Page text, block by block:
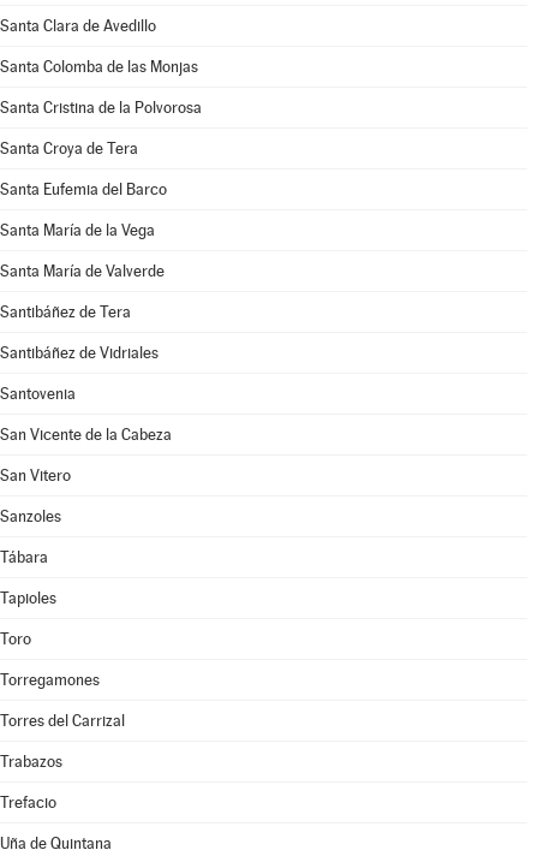
Santa Clara de Avedillo
Santa Colomba de las Monjas
Santa Cristina de la Polvorosa
Santa Croya de Tera
Santa Eufemia del Barco
Santa María de la Vega
Santa María de Valverde
Santibáñez de Tera
Santibáñez de Vidriales
Santovenia
San Vicente de la Cabeza
San Vitero
Sanzoles
Tábara
Tapioles
Toro
Torregamones
Torres del Carrizal
Trabazos
Trefacio
Uña de Quintana